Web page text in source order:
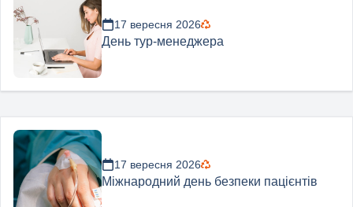
17 вересня 2026
День тур-менеджера
17 вересня 2026
Міжнародний день безпеки пацієнтів